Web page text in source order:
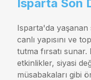
Isparta Son
Isparta'da yaşanan
canlı yapısını ve
tutma fırsatı
etkinlikler, siyasi
müsabakaları gibi